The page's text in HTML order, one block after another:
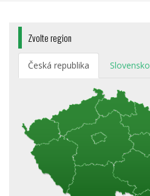
Zvolte region
Česká republika Slovensko